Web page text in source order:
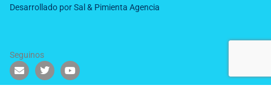
Desarrollado por Sal & Pimienta Agencia
Seguinos
E
n
v
T
w
i
Y
o
u